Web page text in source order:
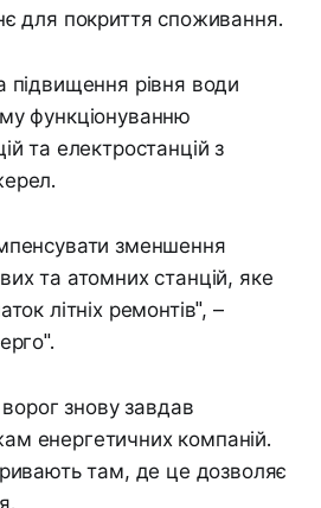
для покриття споживання.
підвищення рівня води
функціонуванню
та електростанцій з
зменшення
та атомних станцій, яке
літніх ремонтів", –
ворог знову завдав
енергетичних компаній.
там, де це дозволяє